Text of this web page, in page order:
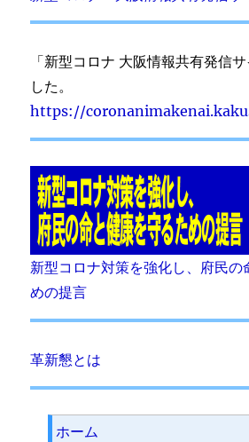
「新型コロナ 大阪情報共有発信
した。
https://
新型コロナ対策を強化し、府民の
めの提言
革新懇とは
ホーム